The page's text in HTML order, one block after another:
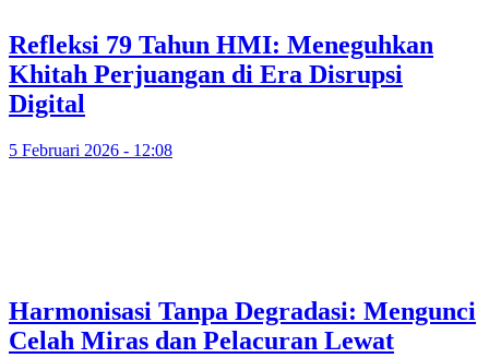
Refleksi 79 Tahun HMI: Meneguhkan
Khitah Perjuangan di Era Disrupsi
Digital
5 Februari 2026 - 12:08
Harmonisasi Tanpa Degradasi: Mengunci
Celah Miras dan Pelacuran Lewat